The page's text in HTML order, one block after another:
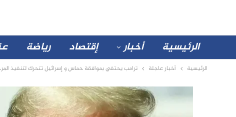
الرئيسية أخبار إقتصاد رياضة
الرئيسية أخبار عاجلة ترامب يحتفي بموافقة حماس و إسرائيل تتحرك لتنفيذ